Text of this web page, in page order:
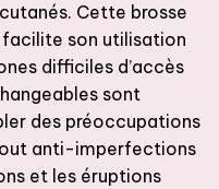
Cette brosse
son utilisation
difficiles d’accès
sont
des préoccupations
anti-imperfections
et les éruptions